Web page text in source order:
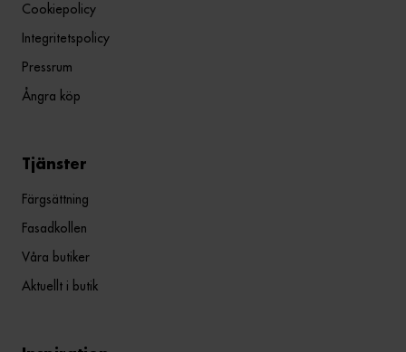
Cookiepolicy
Integritetspolicy
Pressrum
Ångra köp
Tjänster
Färgsättning
Fasadkollen
Våra butiker
Aktuellt i butik